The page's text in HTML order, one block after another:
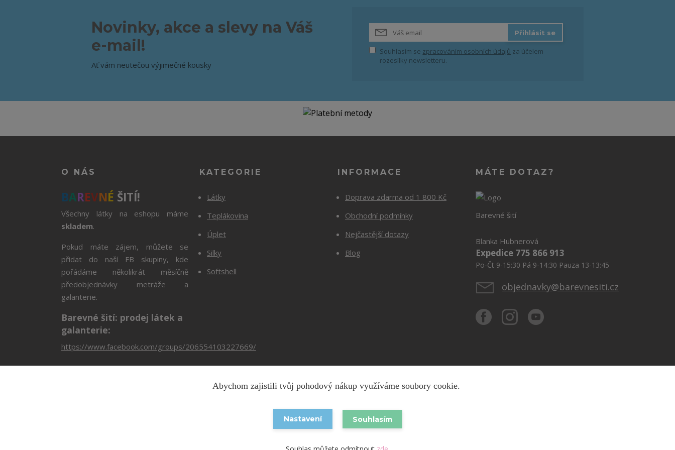
Novinky, akce a slevy na Váš
e-mail!
Ať vám neutečou výjimečné kousky
Přihlásit se
Souhlasím se zpracováním osobních údajů za účelem
rozesílky newsletteru.
O NÁS
BAREVNÉ ŠITÍ!
Všechny látky na eshopu máme
skladem.
Pokud máte zájem, můžete se
přidat do naší FB skupiny, kde
pořádáme několikrát měsíčně
předobjednávky metráže a
galanterie.
Barevné šití: prodej látek a
galanterie:
https://www.facebook.com/groups/206554103227669/
KATEGORIE
Látky
Teplákovina
Úplet
Silky
Softshell
INFORMACE
Doprava zdarma od 1 800 Kč
Obchodní podmínky
Nejčastější dotazy
Blog
MÁTE DOTAZ?
Barevné šití
Blanka Hubnerová
Expedice 775 866 913
Po-Čt 9-15:30 Pá 9-14:30 Pauza 13-13:45
objednavky@barevnesiti.cz
Copyright © 2026 Barevnesiti.cz
Vytvořeno na
Abychom zajistili tvůj pohodový nákup využíváme soubory cookie.
Nastavení Souhlasím